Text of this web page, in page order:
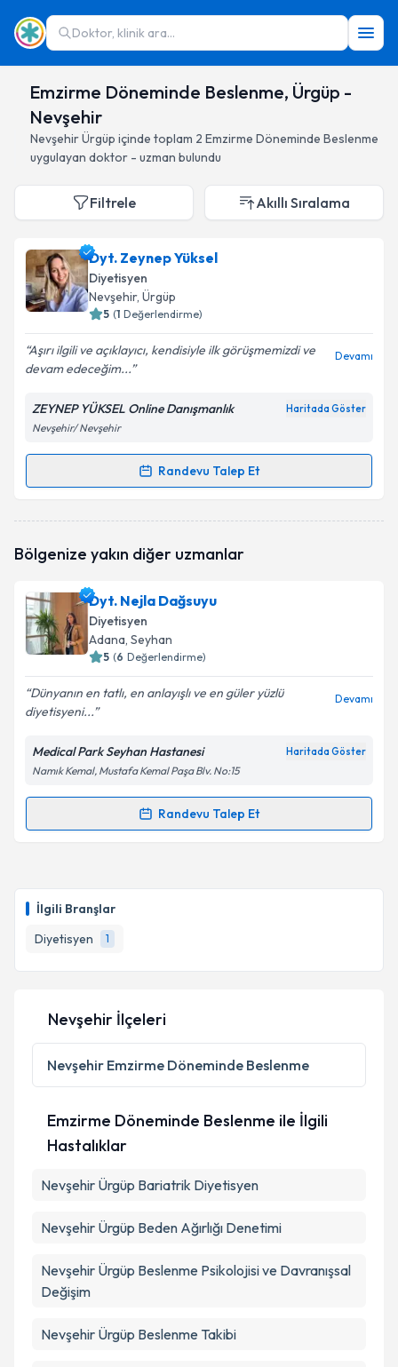
Doktor, klinik ara...
Emzirme Döneminde Beslenme, Ürgüp -
Nevşehir
NevşehirÜrgüp içinde toplam 2 Emzirme Döneminde Beslenme
uygulayan doktor - uzman bulundu
İlgili Branşlar
Diyetisyen
1
Filtrele Akıllı Sıralama
Dyt. Zeynep Yüksel
Diyetisyen
Nevşehir, Ürgüp
5 (1 Değerlendirme)
Aşırı ilgili ve açıklayıcı, kendisiyle ilk görüşmemizdi ve
devam edeceğim...
Devamı
ZEYNEP YÜKSEL Online Danışmanlık Haritada Göster
Nevşehir/ Nevşehir
Randevu Talep Et
Randevu Takvimi Talebi
oluşturun. Size bu uzmandan randevu almanız için bir
E-posta Adresiniz
Kişisel verilerimin işlenmesine ilişkin Aydınlatma
Metni
Bölgenize yakın diğer uzmanlar
Dyt. Nejla Dağsuyu
Diyetisyen
Adana, Seyhan
5 (6 Değerlendirme)
Dünyanın en tatlı, en anlayışlı ve en güler yüzlü
diyetisyeni...
Devamı
Medical Park Seyhan Hastanesi Haritada Göster
Namık Kemal, Mustafa Kemal Paşa Blv. No:15
Randevu Talep Et
Randevu Takvimi Talebi
takvim hazırlandığında e-posta ile bilgilendireceğiz.
E-posta Adresiniz
Kişisel verilerimin işlenmesine ilişkinAydınlatma
Metni
'ni okudum ve kişisel verilerimin belirtilen
kapsamda işlenmesini kabul ediyorum.
Takvim Talebini Gönder
Nevşehir İlçeleri
Nevşehir Emzirme Döneminde Beslenme
Emzirme Döneminde Beslenme ile İlgili
Hastalıklar
Nevşehir Ürgüp Bariatrik Diyetisyen
Nevşehir Ürgüp Beden Ağırlığı Denetimi
Nevşehir Ürgüp Beslenme Psikolojisi ve Davranışsal
Değişim
Nevşehir Ürgüp Beslenme Takibi